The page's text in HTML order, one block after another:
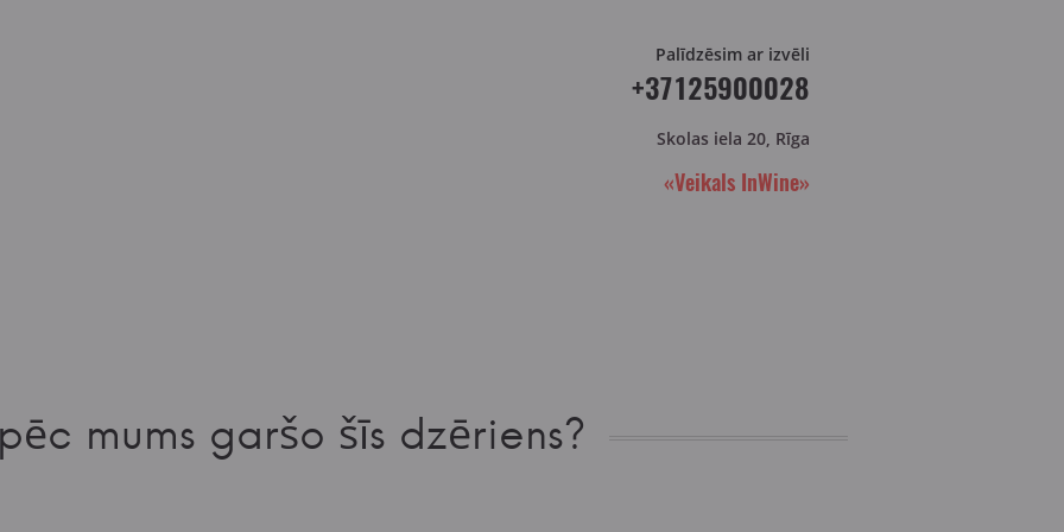
Palīdzēsim ar izvēli
+37125900028
Skolas iela 20, Rīga
«Veikals InWine»
mums garšo šīs dzēriens?